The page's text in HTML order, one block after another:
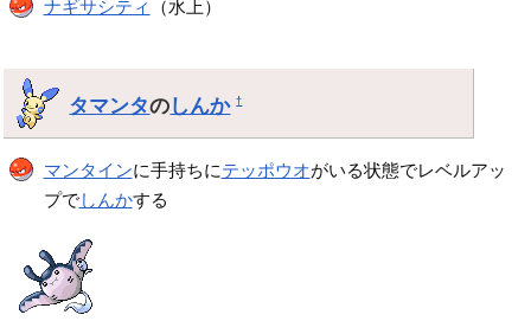
ナギサシティ （水上）
タマンタのしんか †
マンタインに手持ちにテッポウオがいる状態でレベルアッ
プでしんかする